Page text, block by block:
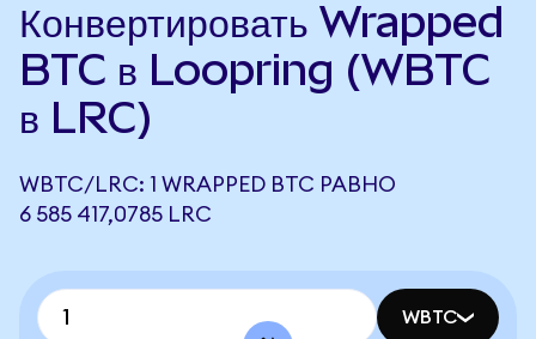
Конвертировать Wrapped
BTC в Loopring (WBTC
в LRC)
WBTC/LRC: 1 WRAPPED BTC РАВНО
6 585 417,0785 LRC
WBTC